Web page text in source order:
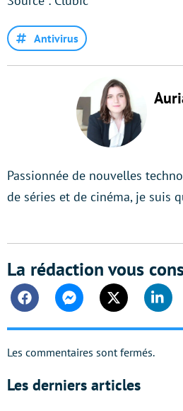
Antivirus
Passionnée de nouvelles
de séries et de cinéma, je suis
La rédaction vous
FacebookMessengerTwitter
Les commentaires sont fermés.
Les derniers articles